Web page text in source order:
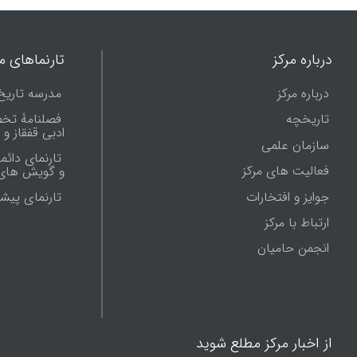
درباره مرکز
درباره مرکز
تاریخچه
سازمان علمی
فعالیت های مرکز
جوایز و افتخارات
ارتباط با مرکز
انجمن حامیان
تارنماهای
مدرسه
فصلنامۀ
ادبی قفقاز
تارنمای
و گویش های
تارنماى
از اخبار مرکز مطلع شوید